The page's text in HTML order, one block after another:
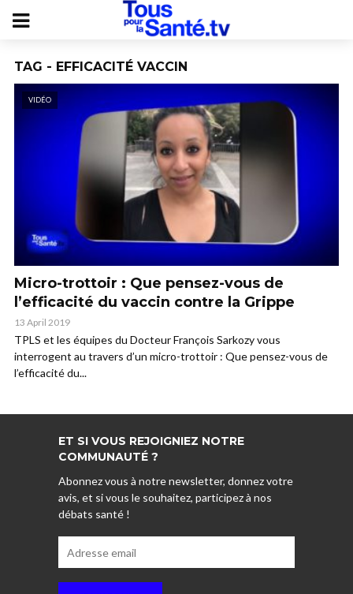
TAG - EFFICACITÉ VACCIN
VIDÉO
Micro-trottoir : Que pensez-vous de
l’efficacité du vaccin contre la Grippe
13 April 2019
TPLS et les équipes du Docteur François Sarkozy vous
interrogent au travers d’un micro-trottoir : Que pensez-vous de
l’efficacité du...
ET SI VOUS REJOIGNIEZ NOTRE
COMMUNAUTÉ ?
Abonnez vous à notre newsletter, donnez votre
avis, et si vous le souhaitez, participez à nos
débats santé !